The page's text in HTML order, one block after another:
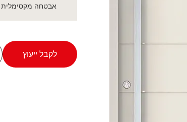
אבטחה מקסימלית
לקבל ייעוץ